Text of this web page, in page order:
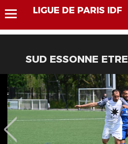
LIGUE DE PARIS IDF
SUD ESSONNE